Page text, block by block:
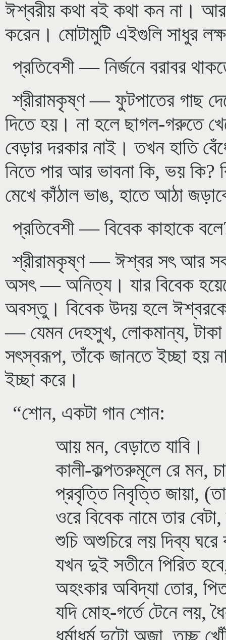
ঈশ্বরীয় কথা বই কথা কন না।
করেন। মোটামুটি এইগুলি সাধুর
প্রতিবেশী — নির্জনে বরাবর
শ্রীরামকৃষ্ণ — ফুটপাতের গাছ
দিতে হয়। না হলে ছাগল-গরুতে
বেড়ার দরকার নাই। তখন হাতি
নিতে পার আর ভাবনা কি, ভয় কি?
মেখে কাঁঠাল ভাঙ, হাতে আঠা
প্রতিবেশী — বিবেক কাহাকে
শ্রীরামকৃষ্ণ — ঈশ্বর সৎ আর
অসৎ — অনিত্য। যার বিবেক
অবস্তু। বিবেক উদয় হলে
— যেমন দেহসুখ, লোকমান্য,
সৎস্বরূপ, তাঁকে জানতে ইচ্ছা হয়
ইচ্ছা করে।
“শোন, একটা গান শোন:
আয় মন, বেড়াতে যাবি।
কালী-কল্পতরুমূলে রে মন,
প্রবৃত্তি নিবৃত্তি জায়া,
ওরে বিবেক নামে তার
শুচি অশুচিরে লয় দিব্য
যখন দুই সতীনে পিরিত
অহংকার অবিদ্যা তোর,
যদি মোহ-গর্তে টেনে লয়,
ধর্মাধর্ম দুটো অজা, তুচ্ছ